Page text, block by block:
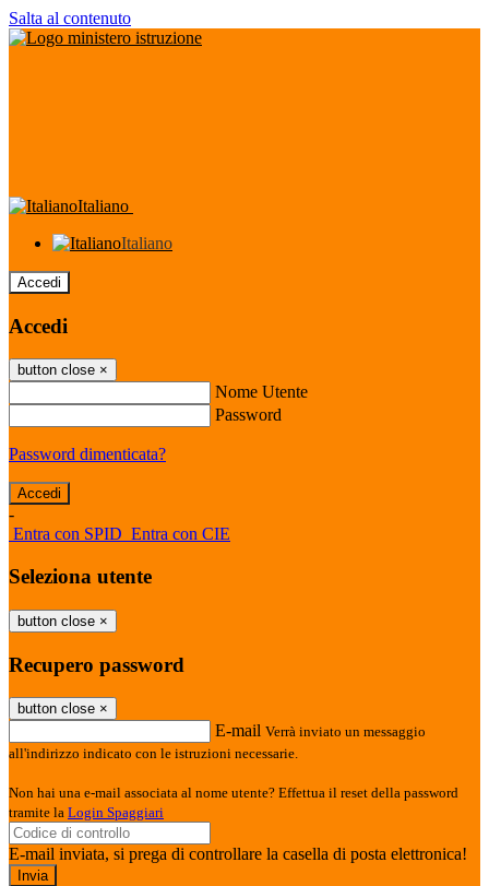
Salta al contenuto
Italiano
Italiano
Accedi
Accedi
button close ×
Nome Utente
Password
Password dimenticata?
-
Entra con SPID Entra con CIE
Seleziona utente
button close ×
Recupero password
button close ×
E-mail Verrà inviato un messaggio
all'indirizzo indicato con le istruzioni necessarie.
Non hai una e-mail associata al nome utente? Effettua il reset della password
tramite la Login Spaggiari
E-mail inviata, si prega di controllare la casella di posta elettronica!